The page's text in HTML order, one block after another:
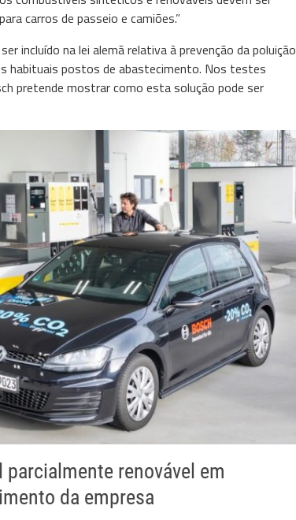
carros de passeio e camiões.”
incluído na lei alemã relativa à prevenção da poluição
habituais postos de abastecimento. Nos testes
pretende mostrar como esta solução pode ser
renovável em
da empresa